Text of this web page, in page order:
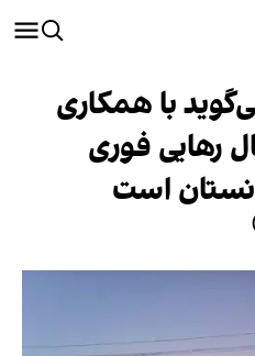
با همکاری
رهایی فوری
است